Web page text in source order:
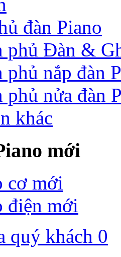
đàn Piano
phủ Đàn &
phủ nắp đàn
phủ nửa đàn
khác
mới
cơ mới
điện mới
quý khách 0